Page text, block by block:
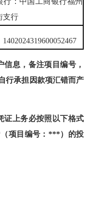
支行
信息，备注项目编号，
行承担因款项汇错而产
证上务必按照以下格式
项目编号：***）的投